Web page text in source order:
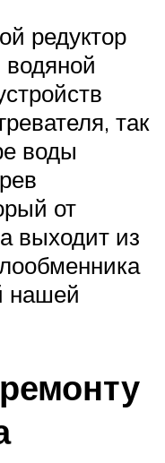
редуктор
так
воды
от
выходит из
нашей